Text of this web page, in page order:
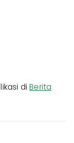
diBerita